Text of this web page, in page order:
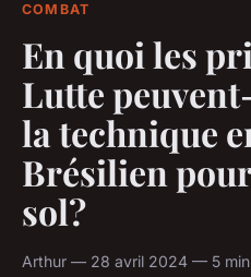
COMBAT
En quoi les
Lutte
la technique
Brésilien
sol?
Arthur — 28 avril 2024 — 5